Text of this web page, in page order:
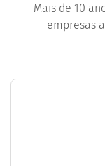
Mais de 10
empresas